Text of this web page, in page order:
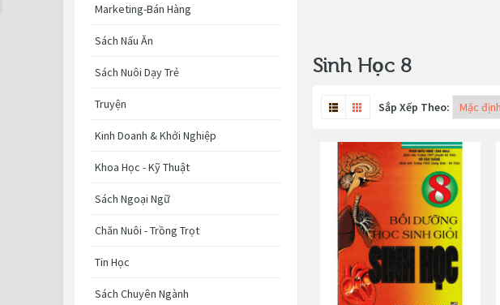
Marketing-Bán Hàng
Sách Nấu Ăn
Sách Nuôi Dạy Trẻ
Truyện
Kinh Doanh & Khởi Nghiệp
Khoa Học - Kỹ Thuật
Sách Ngoại Ngữ
Chăn Nuôi - Trồng Trọt
Tin Học
Sách Chuyên Ngành
Sinh Học 8
Sắp Xếp Theo: